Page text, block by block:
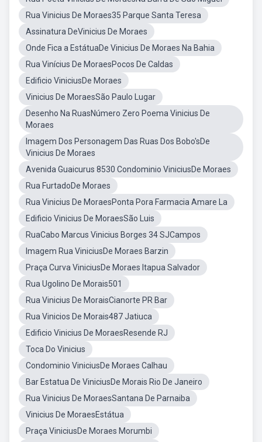
Rua Vinicius De Moraes35 Parque Santa Teresa
Assinatura DeVinicius De Moraes
Onde Fica a EstátuaDe Vinicius De Moraes Na Bahia
Rua Vinícius De MoraesPocos De Caldas
Edificio ViniciusDe Moraes
Vinicius De MoraesSão Paulo Lugar
Desenho Na RuasNúmero Zero Poema Vinicius De
Moraes
Imagem Dos Personagem Das Ruas Dos Bobo'sDe
Vinicius De Moraes
Avenida Guaicurus 8530 Condominio ViniciusDe Moraes
Rua FurtadoDe Moraes
Rua Vinicius De MoraesPonta Pora Farmacia Amare La
Edificio Vinicius De MoraesSão Luis
RuaCabo Marcus Vinicius Borges 34 SJCampos
Imagem Rua ViniciusDe Moraes Barzin
Praça Curva ViniciusDe Moraes Itapua Salvador
Rua Ugolino De Morais501
Rua Vinicius De MoraisCianorte PR Bar
Rua Vinicios De Morais487 Jatiuca
Edificio Vinicius De MoraesResende RJ
Toca Do Vinicius
Condominio ViniciusDe Moraes Calhau
Bar Estatua De ViniciusDe Morais Rio De Janeiro
Rua Vinicius De MoraesSantana De Parnaiba
Vinicius De MoraesEstátua
Praça ViniciusDe Moraes Morumbi